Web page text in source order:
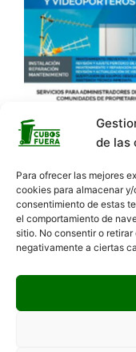
de las
Para ofrecer las mejores
cookies para almacenar
consentimiento de estas
el comportamiento de
sitio. No consentir o
negativamente a ciertas
Hola 👋,
¿Podemos